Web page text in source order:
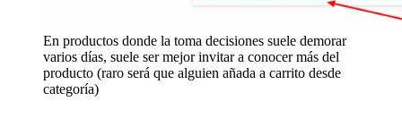
En productos donde la toma decisiones suele demorar
varios días, suele ser mejor invitar a conocer más del
producto (raro será que alguien añada a carrito desde
categoría)